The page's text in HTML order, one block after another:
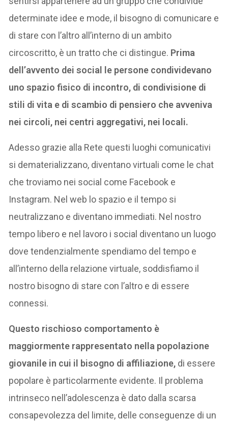
determinate idee e mode, il bisogno di comunicare e
di stare con l’altro all’interno di un ambito
circoscritto, è un tratto che ci distingue. Prima
dell’avvento dei social le persone condividevano
uno spazio fisico di incontro, di condivisione di
stili di vita e di scambio di pensiero che avveniva
nei circoli, nei centri aggregativi, nei locali.
Adesso grazie alla Rete questi luoghi comunicativi
si dematerializzano, diventano virtuali come le chat
che troviamo nei social come Facebook e
Instagram. Nel web lo spazio e il tempo si
neutralizzano e diventano immediati. Nel nostro
tempo libero e nel lavoro i social diventano un luogo
dove tendenzialmente spendiamo del tempo e
all’interno della relazione virtuale, soddisfiamo il
nostro bisogno di stare con l’altro e di essere
connessi.
Questo rischioso comportamento è
maggiormente rappresentato nella popolazione
giovanile in cui il bisogno di affiliazione, di essere
popolare è particolarmente evidente. Il problema
intrinseco nell’adolescenza è dato dalla scarsa
consapevolezza del limite, delle conseguenze di un